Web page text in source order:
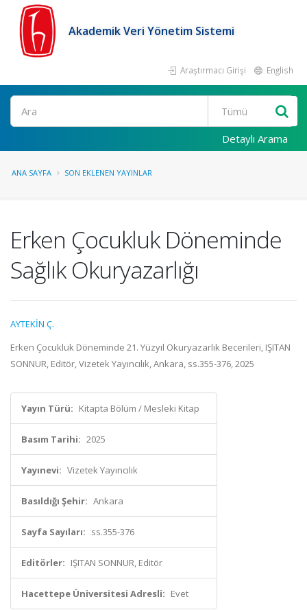
Akademik Veri Yönetim Sistemi
Araştırmacı Girişi English
Ara
Detaylı Arama
ANA SAYFA SON EKLENEN YAYINLAR
Erken Çocukluk Döneminde
Sağlık Okuryazarlığı
AYTEKİN Ç.
Erken Çocukluk Döneminde 21. Yüzyıl Okuryazarlık Becerileri, IŞITAN
SONNUR, Editör, Vizetek Yayıncılık, Ankara, ss.355-376, 2025
Yayın Türü: Kitapta Bölüm / Mesleki Kitap
Basım Tarihi: 2025
Yayınevi: Vizetek Yayıncılık
Basıldığı Şehir: Ankara
Sayfa Sayıları: ss.355-376
Editörler: IŞITAN SONNUR, Editör
Hacettepe Üniversitesi Adresli: Evet